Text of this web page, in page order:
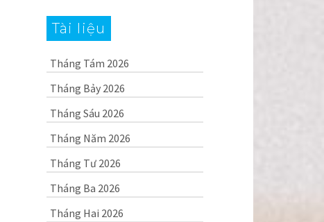
Tài liệu
Tháng Tám 2026
Tháng Bảy 2026
Tháng Sáu 2026
Tháng Năm 2026
Tháng Tư 2026
Tháng Ba 2026
Tháng Hai 2026